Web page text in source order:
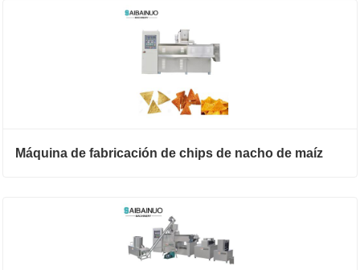
Máquina de fabricación de chips de nacho de maíz